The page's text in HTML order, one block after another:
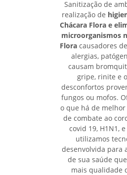
Sanitização de
realização de
Chácara Flora e
microorganismos
Floracausadores
alergias,
causam
gripe, rinite e
desconfortos
fungos ou mofos.
o que há de
de combate ao
covid 19, H1N1,
utilizamos
desenvolvida para
de sua saúde
mais qualidade